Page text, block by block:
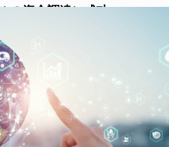
の資金調達に成功